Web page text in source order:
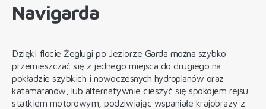
Navigarda
Dzięki flocie Żeglugi po Jeziorze Garda można szybko
przemieszczać się z jednego miejsca do drugiego na
pokładzie szybkich i nowoczesnych hydroplanów oraz
katamaranów, lub alternatywnie cieszyć się spokojem rejsu
statkiem motorowym, podziwiając wspaniałe krajobrazy z